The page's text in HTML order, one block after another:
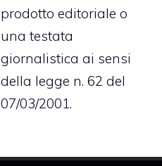
prodotto editoriale o
una testata
giornalistica ai sensi
della legge n. 62 del
07/03/2001.